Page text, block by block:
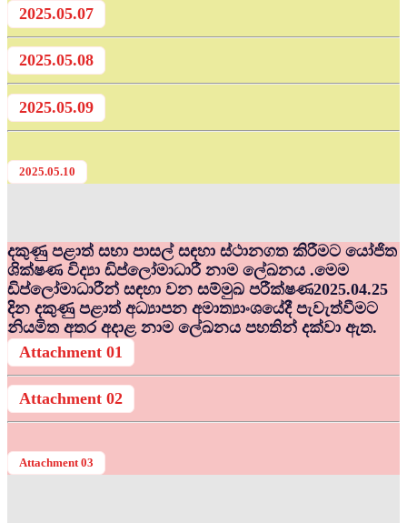
2025.05.07
2025.05.08
2025.05.09
2025.05.10
දකුණු පළාත් සභා පාසල් සඳහා ස්ථානගත කිරීමට යෝජිත
ශික්ෂණ විද්‍යා ඩිප්ලෝමාධාරී නාම ලේඛනය .මෙම
ඩිප්ලෝමාධාරීන් සඳහා වන සම්මුඛ පරීක්ෂණ2025.04.25
දින දකුණු පළාත් අධ්‍යාපන අමාත්‍යාංශයේදී පැවැත්වීමට
නියමිත අතර අදාළ නාම ලේඛනය පහතින් දක්වා ඇත.
Attachment 01
Attachment 02
Attachment 03